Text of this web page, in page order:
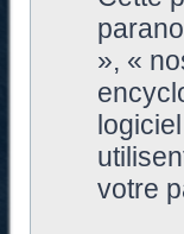
», «
votre